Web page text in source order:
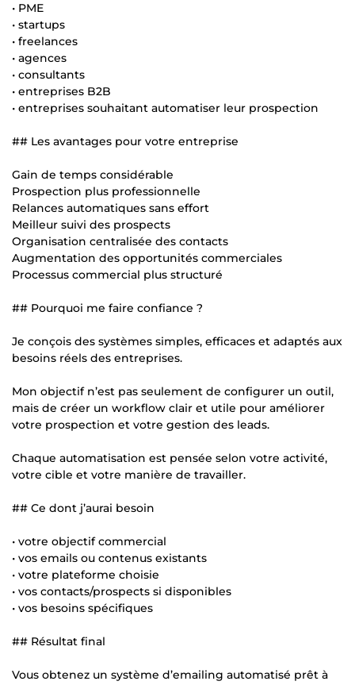
• PME
• startups
• freelances
• agences
• consultants
• entreprises B2B
• entreprises souhaitant automatiser leur prospection
## Les avantages pour votre entreprise
Gain de temps considérable
Prospection plus professionnelle
Relances automatiques sans effort
Meilleur suivi des prospects
Organisation centralisée des contacts
Augmentation des opportunités commerciales
Processus commercial plus structuré
## Pourquoi me faire confiance ?
Je conçois des systèmes simples, efficaces et adaptés aux
besoins réels des entreprises.
Mon objectif n’est pas seulement de configurer un outil,
mais de créer un workflow clair et utile pour améliorer
votre prospection et votre gestion des leads.
Chaque automatisation est pensée selon votre activité,
votre cible et votre manière de travailler.
## Ce dont j’aurai besoin
• votre objectif commercial
• vos emails ou contenus existants
• votre plateforme choisie
• vos contacts/prospects si disponibles
• vos besoins spécifiques
## Résultat final
Vous obtenez un système d’emailing automatisé prêt à